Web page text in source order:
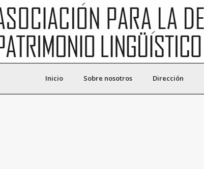
Inicio Sobre nosotros Dirección